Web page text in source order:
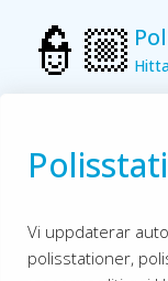
Vi uppdaterar
polisstationer,